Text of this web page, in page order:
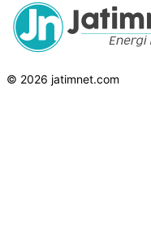
© 2026 jatimnet.com